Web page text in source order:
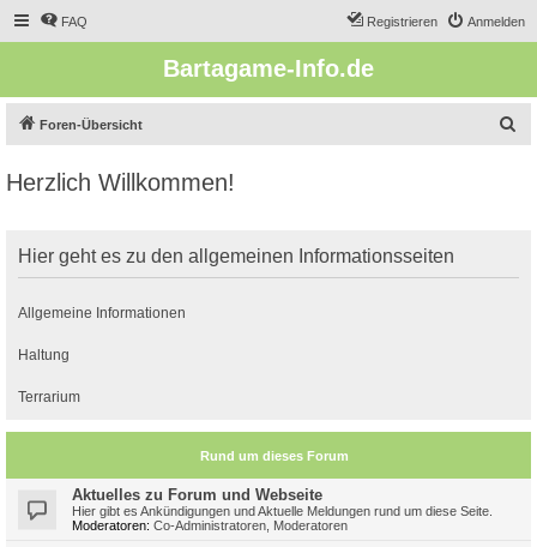
FAQ Anmelden
Registrieren
Bartagame-Info.de
Foren-Übersicht
Herzlich Willkommen!
Hier geht es zu den allgemeinen Informationsseiten
Allgemeine Informationen
Haltung
Terrarium
Rund um dieses Forum
Aktuelles zu Forum und Webseite
Hier gibt es Ankündigungen und Aktuelle Meldungen rund um diese Seite.
Moderatoren: Co-Administratoren Moderatoren